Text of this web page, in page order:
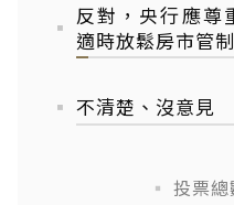
反對，央行應尊
適時放鬆房市管制
不清楚、沒意見
投票